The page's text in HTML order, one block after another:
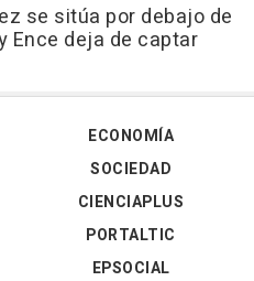
se sitúa por debajo de
Ence deja de captar
ECONOMÍA
SOCIEDAD
CIENCIAPLUS
PORTALTIC
EPSOCIAL